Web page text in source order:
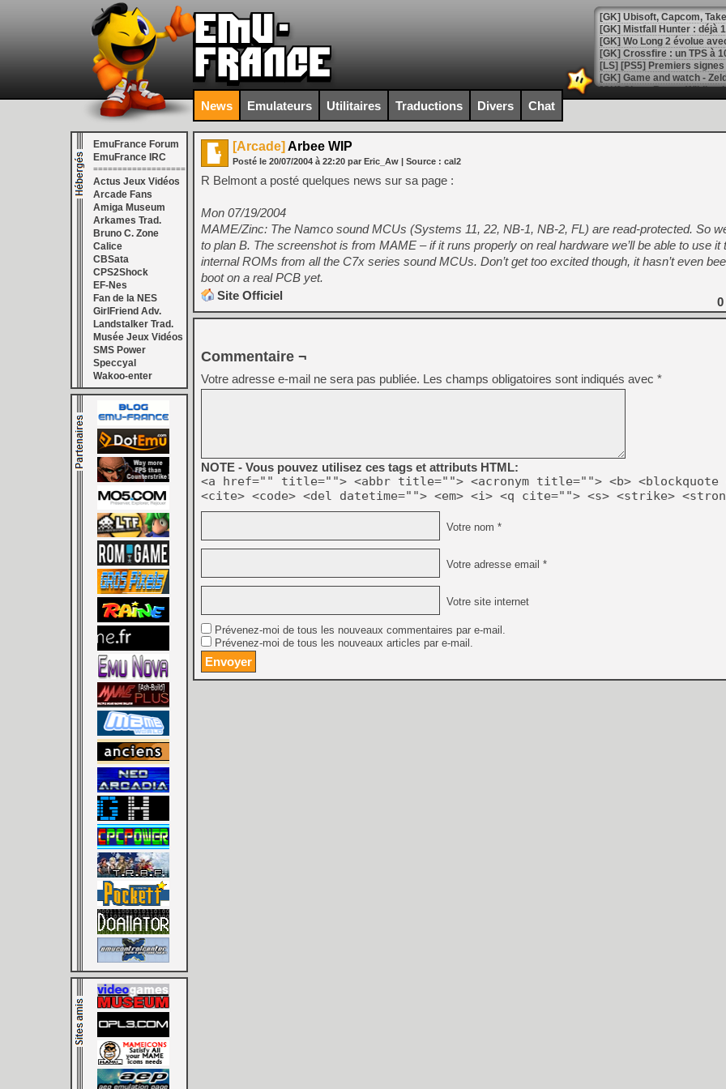
[GK] Mistfall Hunter : déjà
[GK] Wo Long 2 évolue
[GK] Crossfire : un TPS à
[LS] [PS5] Premiers
[Mo5] DOOM arrive en
[GK] Bethesda fête les 30
[GK] Roblox : l'action en
[GK] Agenda - GeForce
[GK] Devolver Digital en a
[LS] [PS5] ps5-y2jb-
[GK] Pourquoi Marvel
[GK] Test : Restory : Chill
[GK] GTA 6 : Rockstar
[GK] Hot Wheels Infinite
[GK] Mémoire cash -
[GK] Résultats Nintendo :
[GK] Déjà des
[Mo5] Brickboy cherche à
[GK] Minecraft et ses «
[GK] Beast of
[GK] Mémoire cash -
[GK] Dan Houser (GTA)
[GK] Comment EA Sports
[GK] Crimson Moon : un
[GK] Isle of Reveries : le
[GK] Moonlighter 2 : The
[GK] Capcom relance
[Mo5] Deux inédits du
News Emulateurs Utilitaires Traductions Divers Chat
EmuFrance Forum
EmuFrance IRC
===================
Actus Jeux Vidéos
Arcade Fans
Amiga Museum
Arkames Trad.
Bruno C. Zone
Calice
CBSata
CPS2Shock
EF-Nes
Fan de la NES
GirlFriend Adv.
Landstalker Trad.
Musée Jeux Vidéos
SMS Power
Speccyal
Wakoo-enter
[Arcade] Arbee WIP
Posté le 20/07/2004 à 22:20 par Eric_Aw | Source : cal2
R Belmont a posté quelques news sur sa page :
Mon 07/19/2004
MAME/Zinc: The Namco sound MCUs (Systems 11, 22, NB-1, NB-2, FL) are read-protected. So
to plan B. The screenshot is from MAME – if it runs properly on real hardware we’ll be able to use it
internal ROMs from all the C7x series sound MCUs. Don’t get too excited though, it hasn’t even
boot on a real PCB yet.
Site Officiel
0
Commentaire ¬
Votre adresse e-mail ne sera pas publiée. Les champs obligatoires sont indiqués avec *
NOTE - Vous pouvez utilisez ces tags et attributs HTML:
<a href="" title=""> <abbr title=""> <acronym title=""> <b> <blockquote
<cite> <code> <del datetime=""> <em> <i> <q cite=""> <s> <strike>
Votre nom *
Votre adresse email *
Votre site internet
Prévenez-moi de tous les nouveaux commentaires par e-mail.
Prévenez-moi de tous les nouveaux articles par e-mail.